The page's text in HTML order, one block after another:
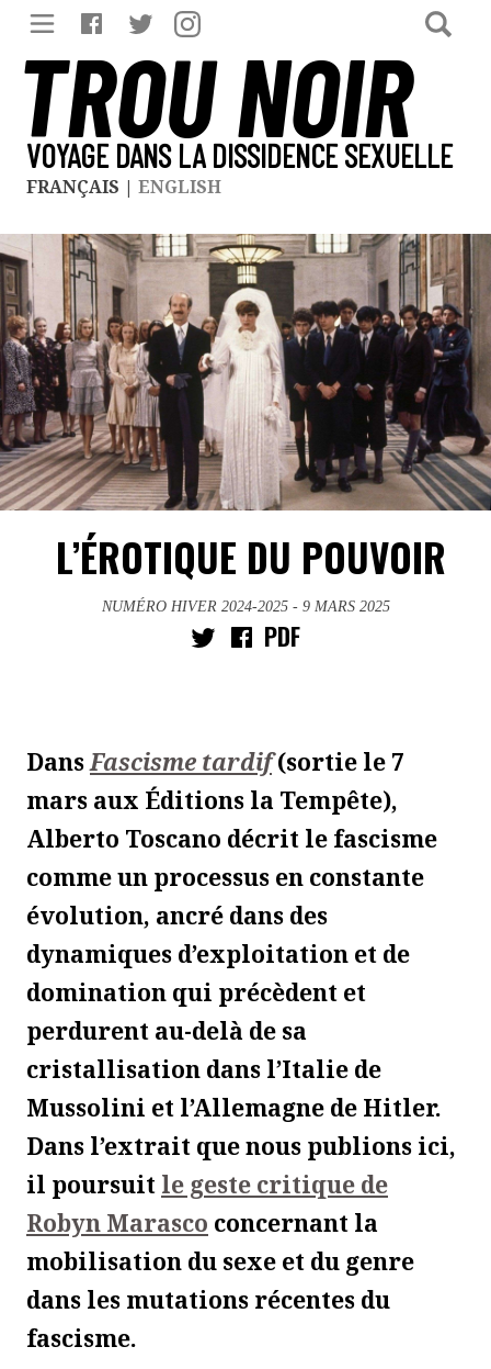
TROU NOIR
VOYAGE DANS LA DISSIDENCE SEXUELLE
FRANÇAIS | ENGLISH
L’ÉROTIQUE DU POUVOIR
NUMÉRO HIVER 2024-2025 - 9 MARS 2025
PDF
DansFascisme tardif(sortie le 7
mars aux Éditions la Tempête),
Alberto Toscano décrit le fascisme
comme un processus en constante
évolution, ancré dans des
dynamiques d’exploitation et de
domination qui précèdent et
perdurent au-delà de sa
cristallisation dans l’Italie de
Mussolini et l’Allemagne de Hitler.
Dans l’extrait que nous publions ici,
il poursuit le geste critique de
Robyn Marasco concernant la
mobilisation du sexe et du genre
dans les mutations récentes du
fascisme.